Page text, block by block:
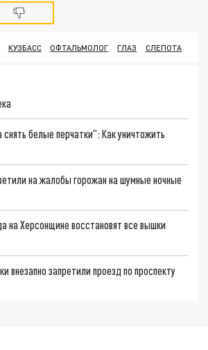
КУЗБАСС ОФТАЛЬМОЛОГ ГЛАЗ СЛЕПОТА
снять белые перчатки": Как уничтожить
на жалобы горожан на шумные ночные
на Херсонщине восстановят все вышки
внезапно запретили проезд по проспекту